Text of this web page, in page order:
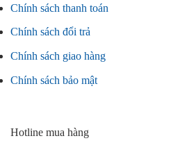
Chính sách thanh toán
Chính sách đổi trả
Chính sách giao hàng
Chính sách bảo mật
Hotline mua hàng